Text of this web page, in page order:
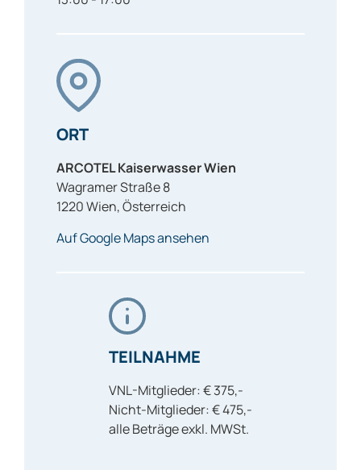
ORT
ARCOTEL Kaiserwasser Wien
Wagramer Straße 8
1220Wien,Österreich
Auf Google Maps ansehen
TEILNAHME
VNL-Mitglieder: € 375,-
Nicht-Mitglieder: € 475,-
alle Beträge exkl. MWSt.